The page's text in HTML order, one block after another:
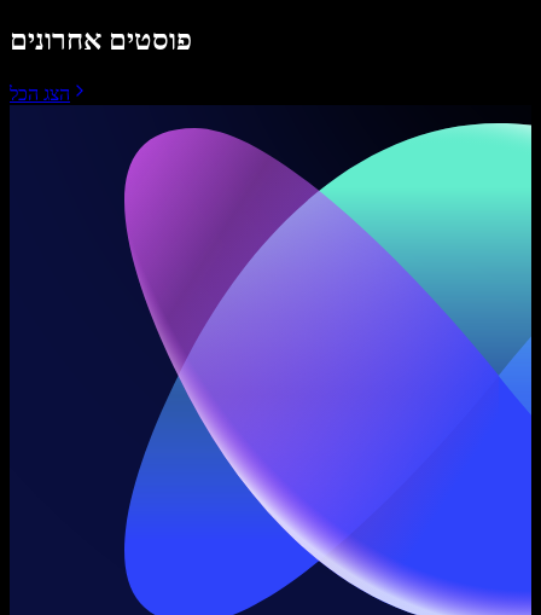
פוסטים אחרונים
הצג הכל